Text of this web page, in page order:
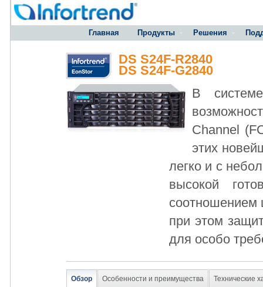
Главная Продукты Решения
DS S24F-R2840
DS S24F-G2840
В
Channel
этих
легко и с
высокой
соотношением
при этом
для особо
Обзор Особенности и преимущества Технические